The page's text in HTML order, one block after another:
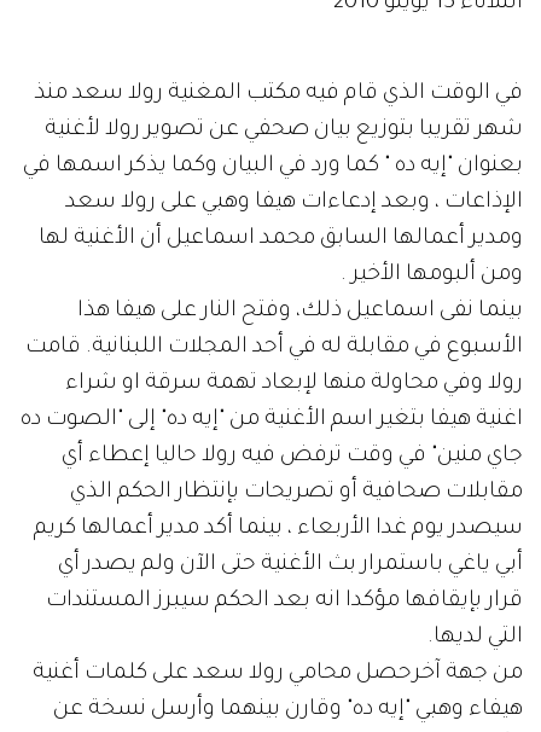
في الوقت الذي قام فيه مكتب المغنية رولا سعد منذ
شهر تقريبا بتوزيع بيان صحفي عن تصوير رولا لأغنية
بعنوان "إيه ده " كما ورد في البيان وكما يذكر اسمها في
الإذاعات ، وبعد إدعاءات هيفا وهبي على رولا سعد
ومدير أعمالها السابق محمد اسماعيل أن الأغنية لها
ومن ألبومها الأخير .
بينما نفى اسماعيل ذلك، وفتح النار على هيفا هذا
الأسبوع في مقابلة له في أحد المجلات اللبنانية. قامت
رولا وفي محاولة منها لإبعاد تهمة سرقة او شراء
اغنية هيفا بتغير اسم الأغنية من "إيه ده" إلى "الصوت ده
جاي منين" في وقت ترفض فيه رولا حاليا إعطاء أي
مقابلات صحافية أو تصريحات بإنتظار الحكم الذي
سيصدر يوم غدا الأربعاء ، بينما أكد مدير أعمالها كريم
أبي ياغي باستمرار بث الأغنية حتى الآن ولم يصدر أي
قرار بإيقافها مؤكدا انه بعد الحكم سيبرز المستندات
التي لديها.
من جهة آخرحصل محامي رولا سعد على كلمات أغنية
هيفاء وهبي "إيه ده" وقارن بينهما وأرسل نسخة عن